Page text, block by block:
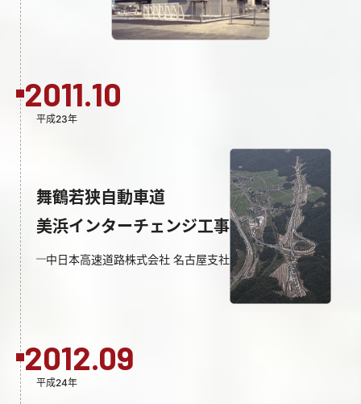
2011.10
平成23年
舞鶴若狭自動車道
美浜インターチェンジ工事
中日本高速道路株式会社 名古屋支社
2012.09
平成24年